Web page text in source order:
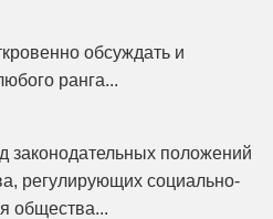
обсуждать и
ранга...
законодательных положений
регулирующих социально-
общества...